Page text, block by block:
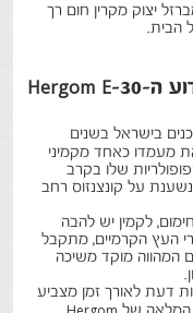
יצוק מקרין חום רך
הבית.
ה-Hergom E-30
בישראל בשנים
מעמדו כאחד מקמיני
שלו בקרב
נשענת על קונצנזוס רחב
לקמין יש להבה
העץ הקרמיים, מתקבל
מוקד משיכה
דעת לאורך זמן מצביע